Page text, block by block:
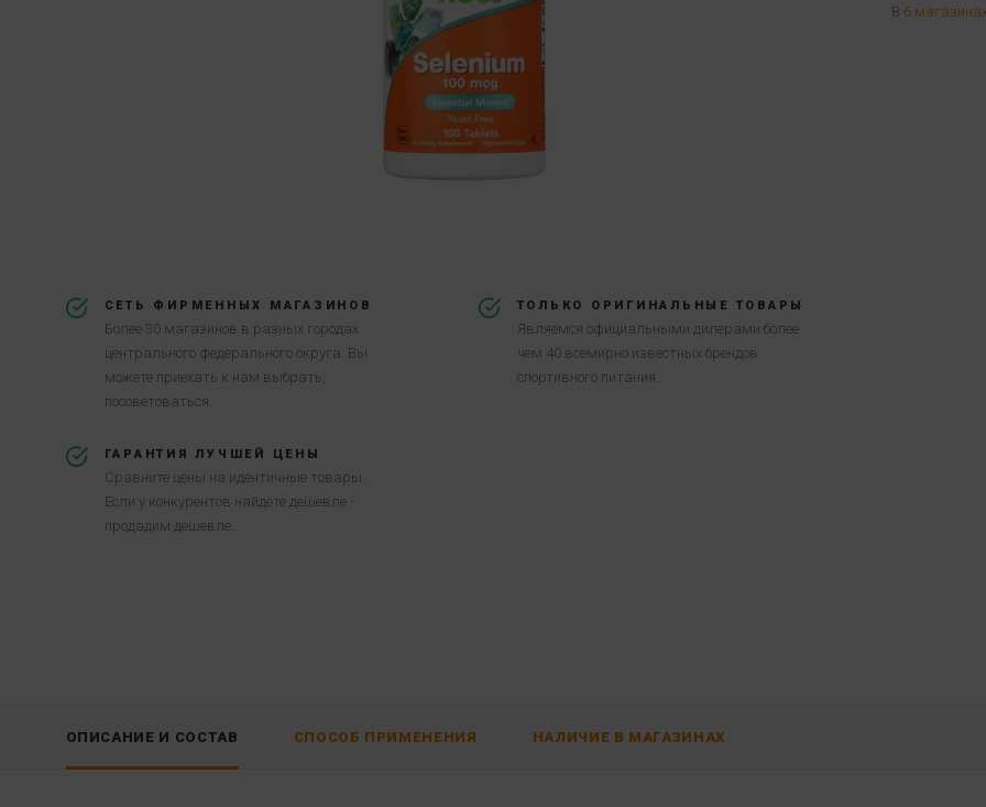
В 6
СЕТЬ ФИРМЕННЫХ МАГАЗИНОВ
Более 30 магазинов в разных городах
центрального федерального округа. Вы
можете приехать к нам выбрать,
посоветоваться.
ТОЛЬКО ОРИГИНАЛЬНЫЕ ТОВАРЫ
Являемся официальными дилерами более
чем 40 всемирно известных брендов
спортивного питания.
ГАРАНТИЯ ЛУЧШЕЙ ЦЕНЫ
Сравните цены на идентичные товары.
Если у конкурентов найдете дешевле -
продадим дешевле.
ОПИСАНИЕ И СОСТАВ СПОСОБ ПРИМЕНЕНИЯ НАЛИЧИЕ В МАГАЗИНАХ